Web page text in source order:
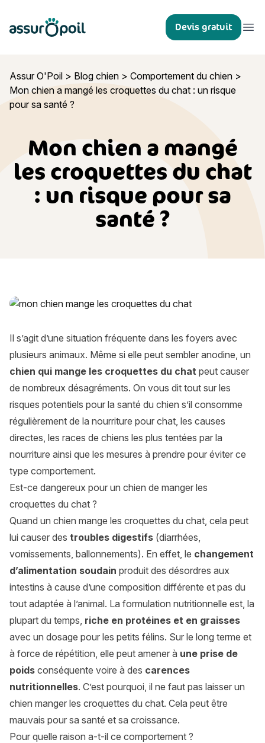
Assur O'Poil Devis gratuit
Assur O'Poil > Blog chien > Comportement du chien >
Mon chien a mangé les croquettes du chat : un risque
pour sa santé ?
Mon chien a mangé
les croquettes du chat
: un risque pour sa
santé ?
Mon chien a mangé les croquettes du chat : un risque pour
Il s’agit d’une situation fréquente dans les foyers avec
plusieurs animaux. Même si elle peut sembler anodine, un
chien qui mange les croquettes du chat peut causer
de nombreux désagréments. On vous dit tout sur les
risques potentiels pour la santé du chien s’il consomme
régulièrement de la nourriture pour chat, les causes
directes, les races de chiens les plus tentées par la
nourriture ainsi que les mesures à prendre pour éviter ce
type comportement.
Est-ce dangereux pour un chien de manger les
croquettes du chat ?
Quand un chien mange les croquettes du chat, cela peut
lui causer des troubles digestifs (diarrhées,
vomissements, ballonnements). En effet, le changement
d’alimentation soudain produit des désordres aux
intestins à cause d’une composition différente et pas du
tout adaptée à l’animal. La formulation nutritionnelle est, la
plupart du temps, riche en protéines et en graisses
avec un dosage pour les petits félins. Sur le long terme et
à force de répétition, elle peut amener à une prise de
poids conséquente voire à des carences
nutritionnelles. C’est pourquoi, il ne faut pas laisser un
chien manger les croquettes du chat. Cela peut être
mauvais pour sa santé et sa croissance.
Pour quelle raison a-t-il ce comportement ?